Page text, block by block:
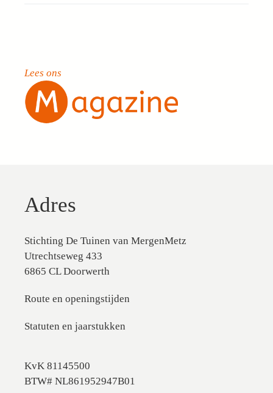
Lees ons
Adres
Stichting De Tuinen van MergenMetz
Utrechtseweg 433
6865 CL Doorwerth
Route en openingstijden
Statuten en jaarstukken
KvK 81145500
BTW# NL861952947B01